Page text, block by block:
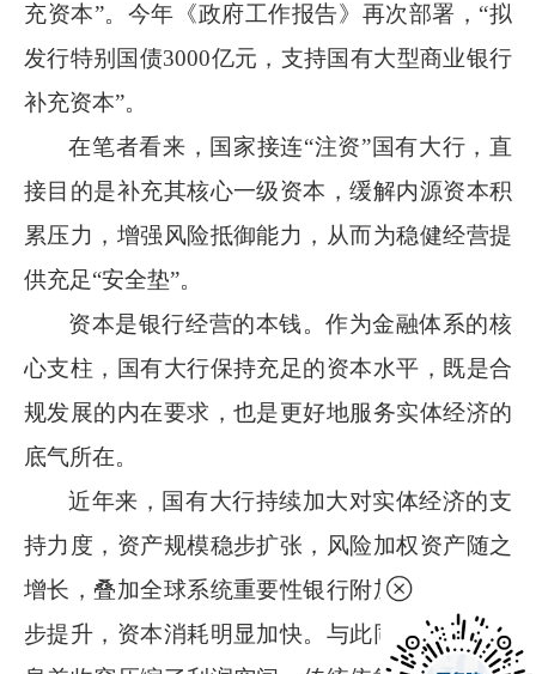
充资本”。今年《政府工作报告》再次部署，“拟
发行特别国债3000亿元，支持国有大型商业银行
补充资本”。
在笔者看来，国家接连“注资”国有大行，直
接目的是补充其核心一级资本，缓解内源资本积
累压力，增强风险抵御能力，从而为稳健经营提
供充足“安全垫”。
资本是银行经营的本钱。作为金融体系的核
心支柱，国有大行保持充足的资本水平，既是合
规发展的内在要求，也是更好地服务实体经济的
底气所在。
近年来，国有大行持续加大对实体经济的支
持力度，资产规模稳步扩张，风险加权资产随之
增长，叠加全球系统重要性银行附加资本要求逐
步提升，资本消耗明显加快。与此同时，银行净